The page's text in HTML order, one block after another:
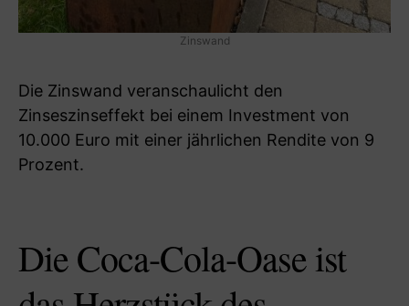
Zinswand
Die Zinswand veranschaulicht den
Zinseszinseffekt bei einem Investment von
10.000 Euro mit einer jährlichen Rendite von 9
Prozent.
Die Coca-Cola-Oase ist